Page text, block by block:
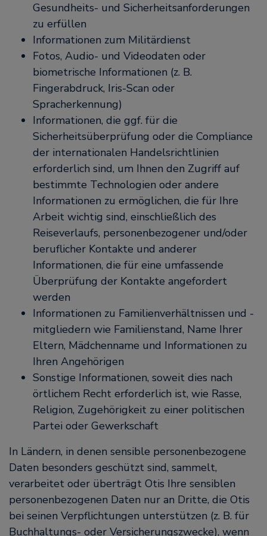
Gesundheits- und Sicherheitsanforderungen
zu erfüllen
Informationen zum Militärdienst
Fotos, Audio- und Videodaten oder
biometrische Informationen (z. B.
Fingerabdruck, Iris-Scan oder
Spracherkennung)
Informationen, die ggf. für die
Sicherheitsüberprüfung oder die Compliance
der internationalen Handelsrichtlinien
erforderlich sind, um Ihnen den Zugriff auf
bestimmte Technologien oder andere
Informationen zu ermöglichen, die für Ihre
Arbeit wichtig sind, einschließlich des
Reiseverlaufs, personenbezogener und/oder
beruflicher Kontakte und anderer
Informationen, die für eine umfassende
Überprüfung der Kontakte angefordert
werden
Informationen zu Familienverhältnissen und -
mitgliedern wie Familienstand, Name Ihrer
Eltern, Mädchenname und Informationen zu
Ihren Angehörigen
Sonstige Informationen, soweit dies nach
örtlichem Recht erforderlich ist, wie Rasse,
Religion, Zugehörigkeit zu einer politischen
Partei oder Gewerkschaft
In Ländern, in denen sensible personenbezogene
Daten besonders geschützt sind, sammelt,
verarbeitet oder überträgt Otis Ihre sensiblen
personenbezogenen Daten nur an Dritte, die Otis
bei seinen Verpflichtungen unterstützen (z. B. für
Buchhaltungs- oder Versicherungszwecke), wenn